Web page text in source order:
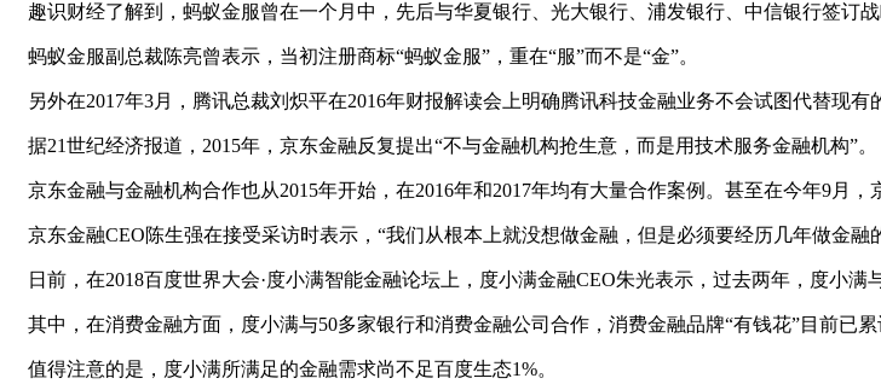
趣识财经了解到，蚂蚁金服曾在一个月中，先后与华夏银行、光大银行、浦发银行、中信银行签订
蚂蚁金服副总裁陈亮曾表示，当初注册商标“蚂蚁金服”，重在“服”而不是“金”。
另外在2017年3月，腾讯总裁刘炽平在2016年财报解读会上明确腾讯科技金融业务不会试图代替现
据21世纪经济报道，2015年，京东金融反复提出“不与金融机构抢生意，而是用技术服务金融机构”。
京东金融与金融机构合作也从2015年开始，在2016年和2017年均有大量合作案例。甚至在今年9月，
京东金融CEO陈生强在接受采访时表示，“我们从根本上就没想做金融，但是必须要经历几年做金融
日前，在2018百度世界大会·度小满智能金融论坛上，度小满金融CEO朱光表示，过去两年，度小满
其中，在消费金融方面，度小满与50多家银行和消费金融公司合作，消费金融品牌“有钱花”目前已
值得注意的是，度小满所满足的金融需求尚不足百度生态1%。